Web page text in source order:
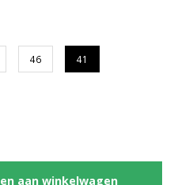
46 41
aan winkelwagen